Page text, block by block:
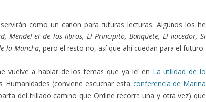
como un canon para futuras lecturas. Algunos los he
Mendel el de los libros, El Principito, Banquete, El hacedor, Si
la Mancha, pero el resto no, así que ahí quedan para el futuro.
vuelve a hablar de los temas que ya leí en La utilidad de lo
Humanidades (conviene escuchar esta conferencia de Marina
del trillado camino que Ordine recorre una y otra vez) que